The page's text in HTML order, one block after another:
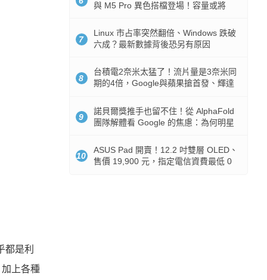
都是利
上各種
與 M5 Pro 異色搭檔登場！容量或將
7
Linux 市占率突然翻倍、Windows 跌破
六成？最新數據背後恐另有原因
8
台積電2奈米太猛了！流片量是3奈米同
期的4倍，Google與蘋果搶首發、輝達
9
諾貝爾獎推手也留不住！從 AlphaFold
團隊解體看 Google 的焦慮：為何明星
10
ASUS Pad 開賣！12.2 吋雙層 OLED、
售價 19,900 元，指定電信資費最低 0